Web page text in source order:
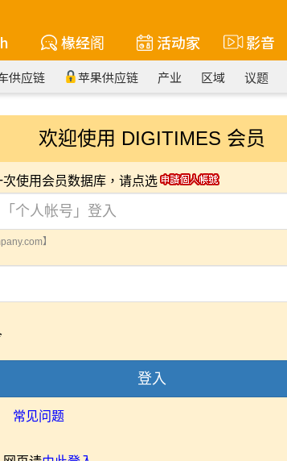
椽经阁 活动家 影音
供应链 苹果供应链 产业 区域 议题
欢迎使用 DIGITIMES 会员
使用会员数据库，请点选
】
登入
常见问题